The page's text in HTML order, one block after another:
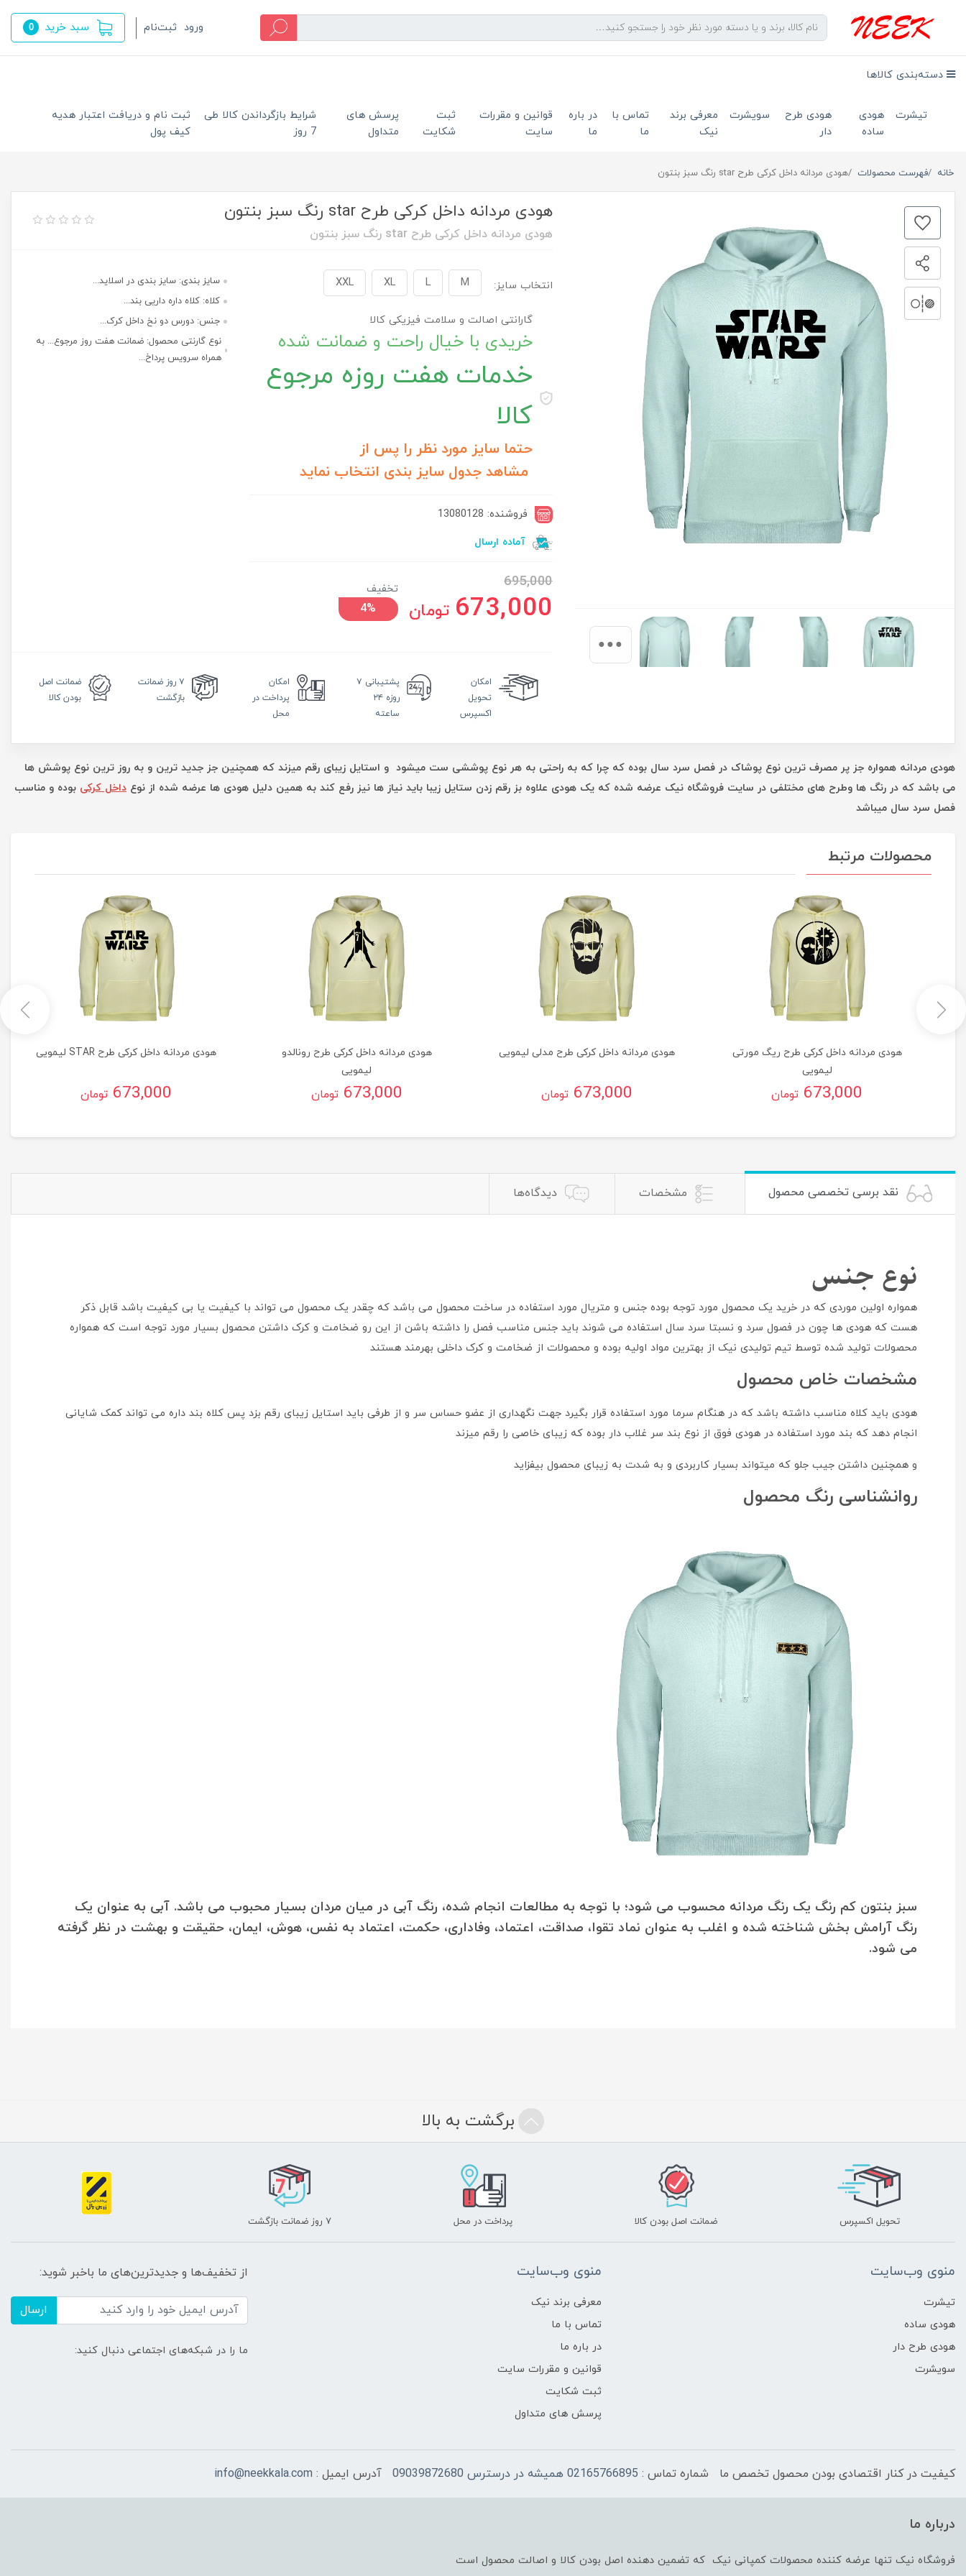
ورود ثبت‌نام سبد خرید 0
دسته‌بندی کالاها
تیشرت
هودی
ساده
هودی طرح
دار
سویشرت
معرفی برند
نیک
تماس با
ما
در باره
ما
قوانین و مقررات
سایت
ثبت
شکایت
پرسش های
متداول
شرایط بازگرداندن کالا طی
7 روز
ثبت نام و دریافت اعتبار هدیه
کیف پول
خانه فهرست محصولات هودی مردانه داخل کرکی طرح star رنگ سبز بنتون
هودی مردانه داخل کرکی طرح star رنگ سبز بنتون
هودی مردانه داخل کرکی طرح star رنگ سبز بنتون
انتخاب سایز: M
L
XL
XXL
گارانتی اصالت و سلامت فیزیکی کالا
خریدی با خیال راحت و ضمانت شده
خدمات هفت روزه مرجوع
کالا
حتما سایز مورد نظر را پس از
مشاهد جدول سایز بندی انتخاب نماید
فروشنده: 13080128
آماده ارسال
695,000
673,000 تومان
تخفیف
4%
سایز بندی: سایز بندی در اسلاید...
کلاه: کلاه داره داریی بند...
جنس: دورس دو نخ داخل کرک...
نوع گارنتی محصول: ضمانت هفت روز مرجوع... به
همراه سرویس پرداخ...
امکان
تحویل
اکسپرس
پشتیبانی ۷
روزه ۲۴
ساعته
امکان
پرداخت در
محل
۷ روز
ضمانت
بازگشت
ضمانت اصل
بودن کالا
هودی مردانه همواره جز پر مصرف ترین نوع پوشاک در فصل سرد سال بوده که چرا که به راحتی به هر نوع پوششی ست میشود و استایل زیبای رقم میزند که همچنین جز جدید ترین و به روز ترین نوع پوشش ها
می باشد که در رنگ ها وطرح های مختلفی در سایت فروشگاه نیک عرضه شده که یک هودی علاوه بز رقم زدن ستایل زیبا باید نیاز ها نیز رفع کند به همین دلیل هودی ها عرضه شده از نوع داخل کرکی بوده و مناسب
فصل سرد سال میباشد
محصولات مرتبط
هودی مردانه داخل کرکی طرح ریگ مورتی
لیمویی
673,000 تومان
هودی مردانه داخل کرکی طرح مدلی لیمویی
673,000 تومان
هودی مردانه داخل کرکی طرح رونالدو
لیمویی
673,000 تومان
هودی مردانه داخل کرکی طرح STAR لیمویی
673,000 تومان
نقد برسی تخصصی محصول مشخصات دیدگاه‌ها
نوع جنس
همواره اولین موردی که در خرید یک محصول مورد توجه بوده جنس و متریال مورد استفاده در ساخت محصول می باشد که چقدر یک محصول می تواند با کیفیت یا بی کیفیت باشد قابل ذکر
هست که هودی ها چون در فصول سرد و نسبتا سرد سال استفاده می شوند باید جنس مناسب فصل را داشته باشن از این رو ضخامت و کرک داشتن محصول بسیار مورد توجه است که همواره
محصولات تولید شده توسط تیم تولیدی نیک از بهترین مواد اولیه بوده و محصولات از ضخامت و کرک داخلی بهرمند هستند
مشخصات خاص محصول
هودی باید کلاه مناسب داشته باشد که در هنگام سرما مورد استفاده قرار بگیرد جهت نگهداری از عضو حساس سر و از طرفی باید استایل زیبای رقم بزد پس کلاه بند داره می تواند کمک شایانی
انجام دهد که بند مورد استفاده در هودی فوق از نوع بند سر غلاب دار بوده که زیبای خاصی را رقم میزند
و همچنین داشتن جیب جلو که میتواند بسیار کاربردی و به شدت به زیبای محصول بیفزاید
روانشناسی رنگ محصول
سبز بنتون کم رنگ یک رنگ مردانه محسوب می شود؛ با توجه به مطالعات انجام شده، رنگ آبی در میان مردان بسیار محبوب می باشد. آبی به عنوان یک
رنگ آرامش بخش شناخته شده و اغلب به عنوان نماد تقوا، صداقت، اعتماد، وفاداری، حکمت، اعتماد به نفس، هوش، ایمان، حقیقت و بهشت در نظر گرفته
می شود.
برگشت به بالا
تحویل اکسپرس ضمانت اصل بودن کالا پرداخت در محل ۷ روز ضمانت بازگشت
منوی وب‌سایت
تیشرت
هودی ساده
هودی طرح دار
سویشرت
منوی وب‌سایت
معرفی برند نیک
تماس با ما
در باره ما
قوانین و مقررات سایت
ثبت شکایت
پرسش های متداول
از تخفیف‌ها و جدیدترین‌های ما باخبر شوید:
ارسال
ما را در شبکه‌های اجتماعی دنبال کنید:
کیفیت در کنار اقتصادی بودن محصول تخصص ما شماره تماس : 02165766895 همیشه در درسترس 09039872680 آدرس ایمیل : info@neekkala.com
درباره ما
فروشگاه نیک تنها عرضه کننده محصولات کمپانی نیک که تضمین دهنده اصل بودن کالا و اصالت محصول است